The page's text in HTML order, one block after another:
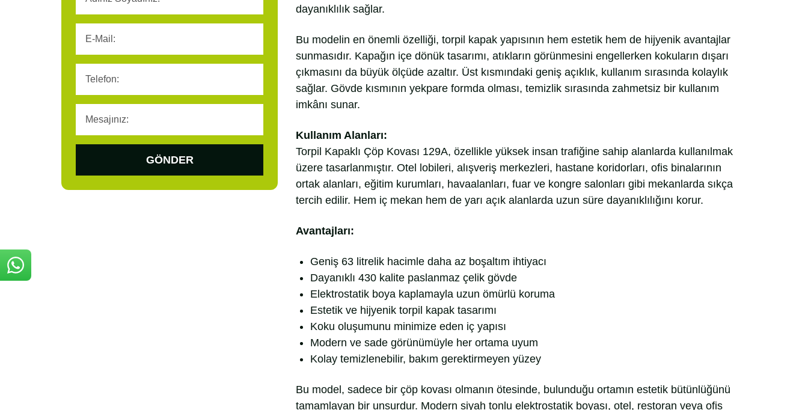
GÖNDER
dayanıklılık sağlar.
Bu modelin en önemli özelliği, torpil kapak yapısının hem estetik hem de hijyenik avantajlar
sunmasıdır. Kapağın içe dönük tasarımı, atıkların görünmesini engellerken kokuların dışarı
çıkmasını da büyük ölçüde azaltır. Üst kısmındaki geniş açıklık, kullanım sırasında kolaylık
sağlar. Gövde kısmının yekpare formda olması, temizlik sırasında zahmetsiz bir kullanım
imkânı sunar.
Kullanım Alanları:
Torpil Kapaklı Çöp Kovası 129A, özellikle yüksek insan trafiğine sahip alanlarda kullanılmak
üzere tasarlanmıştır. Otel lobileri, alışveriş merkezleri, hastane koridorları, ofis binalarının
ortak alanları, eğitim kurumları, havaalanları, fuar ve kongre salonları gibi mekanlarda sıkça
tercih edilir. Hem iç mekan hem de yarı açık alanlarda uzun süre dayanıklılığını korur.
Avantajları:
Geniş 63 litrelik hacimle daha az boşaltım ihtiyacı
Dayanıklı 430 kalite paslanmaz çelik gövde
Elektrostatik boya kaplamayla uzun ömürlü koruma
Estetik ve hijyenik torpil kapak tasarımı
Koku oluşumunu minimize eden iç yapısı
Modern ve sade görünümüyle her ortama uyum
Kolay temizlenebilir, bakım gerektirmeyen yüzey
Bu model, sadece bir çöp kovası olmanın ötesinde, bulunduğu ortamın estetik bütünlüğünü
tamamlayan bir unsurdur. Modern siyah tonlu elektrostatik boyası, otel, restoran veya ofis